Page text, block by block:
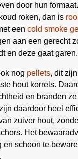
door hun
roken, dan is
een cold smoke
aan een gerecht
en deze gaat garen.
nog pellets, dit zijn
hout korrels.
en branden
daardoor heel
zuiver hout,
Het
en schoon te